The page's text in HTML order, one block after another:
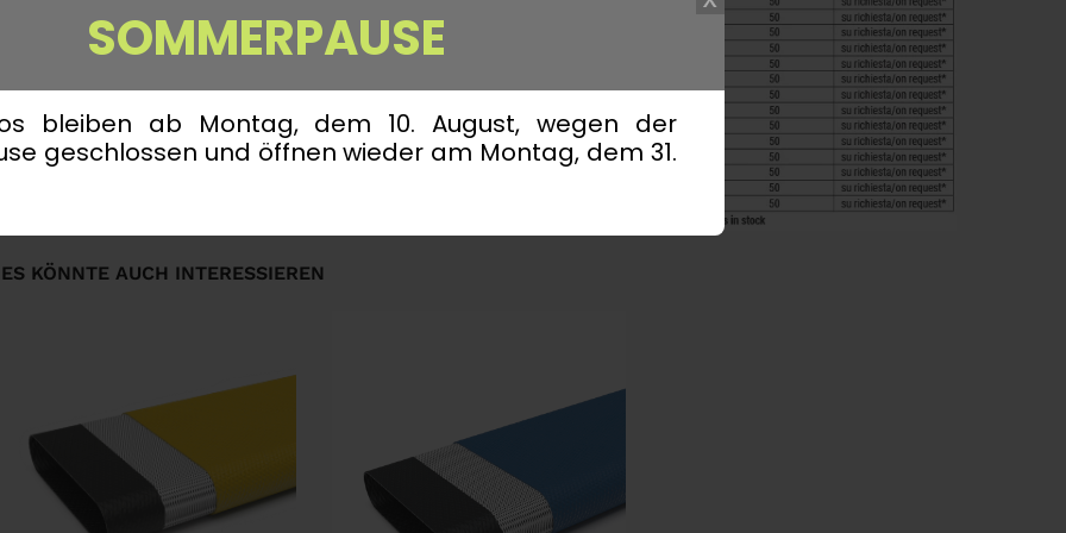
SOMMERPAUSE
bleiben ab Montag, dem 10. August, wegen der
geschlossen und öffnen wieder am Montag, dem 31.
ES KÖNNTE AUCH INTERESSIEREN